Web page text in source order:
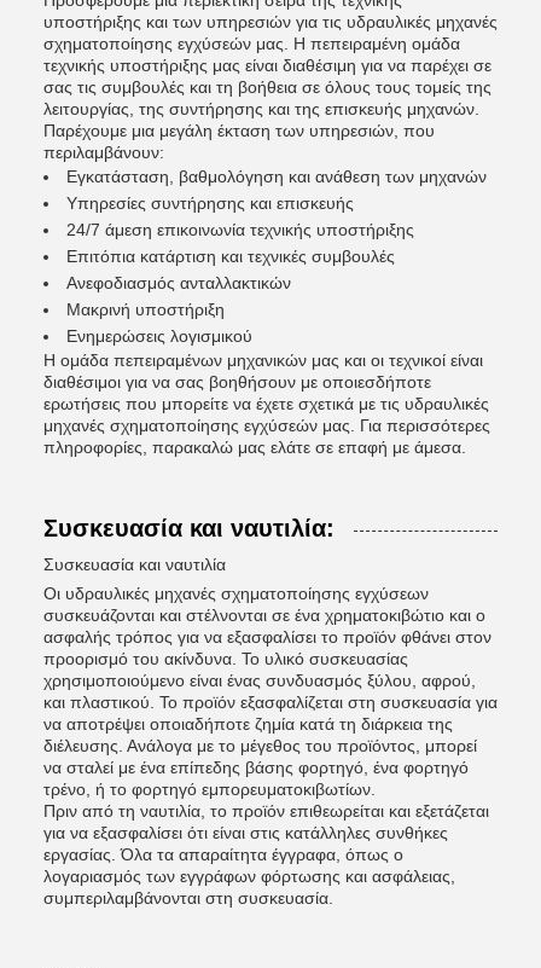
υποστήριξης και των υπηρεσιών για τις υδραυλικές μηχανές
σχηματοποίησης εγχύσεών μας. Η πεπειραμένη ομάδα
τεχνικής υποστήριξης μας είναι διαθέσιμη για να παρέχει σε
σας τις συμβουλές και τη βοήθεια σε όλους τους τομείς της
λειτουργίας, της συντήρησης και της επισκευής μηχανών.
Παρέχουμε μια μεγάλη έκταση των υπηρεσιών, που
περιλαμβάνουν:
Εγκατάσταση, βαθμολόγηση και ανάθεση των μηχανών
Υπηρεσίες συντήρησης και επισκευής
24/7 άμεση επικοινωνία τεχνικής υποστήριξης
Επιτόπια κατάρτιση και τεχνικές συμβουλές
Ανεφοδιασμός ανταλλακτικών
Μακρινή υποστήριξη
Ενημερώσεις λογισμικού
Η ομάδα πεπειραμένων μηχανικών μας και οι τεχνικοί είναι
διαθέσιμοι για να σας βοηθήσουν με οποιεσδήποτε
ερωτήσεις που μπορείτε να έχετε σχετικά με τις υδραυλικές
μηχανές σχηματοποίησης εγχύσεών μας. Για περισσότερες
πληροφορίες, παρακαλώ μας ελάτε σε επαφή με άμεσα.
Συσκευασία και ναυτιλία:
Συσκευασία και ναυτιλία
Οι υδραυλικές μηχανές σχηματοποίησης εγχύσεων
συσκευάζονται και στέλνονται σε ένα χρηματοκιβώτιο και ο
ασφαλής τρόπος για να εξασφαλίσει το προϊόν φθάνει στον
προορισμό του ακίνδυνα. Το υλικό συσκευασίας
χρησιμοποιούμενο είναι ένας συνδυασμός ξύλου, αφρού,
και πλαστικού. Το προϊόν εξασφαλίζεται στη συσκευασία για
να αποτρέψει οποιαδήποτε ζημία κατά τη διάρκεια της
διέλευσης. Ανάλογα με το μέγεθος του προϊόντος, μπορεί
να σταλεί με ένα επίπεδης βάσης φορτηγό, ένα φορτηγό
τρένο, ή το φορτηγό εμπορευματοκιβωτίων.
Πριν από τη ναυτιλία, το προϊόν επιθεωρείται και εξετάζεται
για να εξασφαλίσει ότι είναι στις κατάλληλες συνθήκες
εργασίας. Όλα τα απαραίτητα έγγραφα, όπως ο
λογαριασμός των εγγράφων φόρτωσης και ασφάλειας,
συμπεριλαμβάνονται στη συσκευασία.